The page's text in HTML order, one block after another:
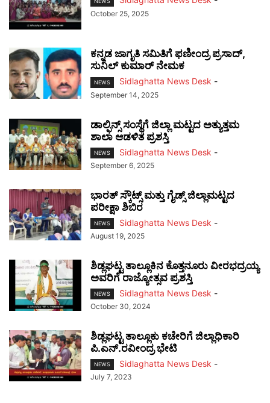
October 25, 2025
ಕನ್ನಡ ಜಾಗೃತಿ ಸಮಿತಿಗೆ ಫಣೀಂದ್ರ ಪ್ರಸಾದ್,
ಸುನಿಲ್ ಕುಮಾರ್ ನೇಮಕ
NEWS Sidlaghatta News Desk -
September 14, 2025
ಡಾಲ್ಫಿನ್ಸ್ ಸಂಸ್ಥೆಗೆ ಜಿಲ್ಲಾ ಮಟ್ಟದ ಅತ್ಯುತ್ತಮ
ಶಾಲಾ ಆಡಳಿತ ಪ್ರಶಸ್ತಿ
NEWS Sidlaghatta News Desk -
September 6, 2025
ಭಾರತ್ ಸ್ಕೌಟ್ಸ್ ಮತ್ತು ಗೈಡ್ಸ್ ಜಿಲ್ಲಾಮಟ್ಟದ
ಪರೀಕ್ಷಾ ಶಿಬಿರ
NEWS Sidlaghatta News Desk -
August 19, 2025
ಶಿಡ್ಲಘಟ್ಟ ತಾಲ್ಲೂಕಿನ ಕೊತ್ತನೂರು ವೀರಭದ್ರಯ್ಯ
ಅವರಿಗೆ ರಾಜ್ಯೋತ್ಸವ ಪ್ರಶಸ್ತಿ
NEWS Sidlaghatta News Desk -
October 30, 2024
ಶಿಡ್ಲಘಟ್ಟ ತಾಲ್ಲೂಕು ಕಚೇರಿಗೆ ಜಿಲ್ಲಾಧಿಕಾರಿ
ಪಿ.ಎನ್.ರವೀಂದ್ರ ಭೇಟಿ
NEWS Sidlaghatta News Desk -
July 7, 2023